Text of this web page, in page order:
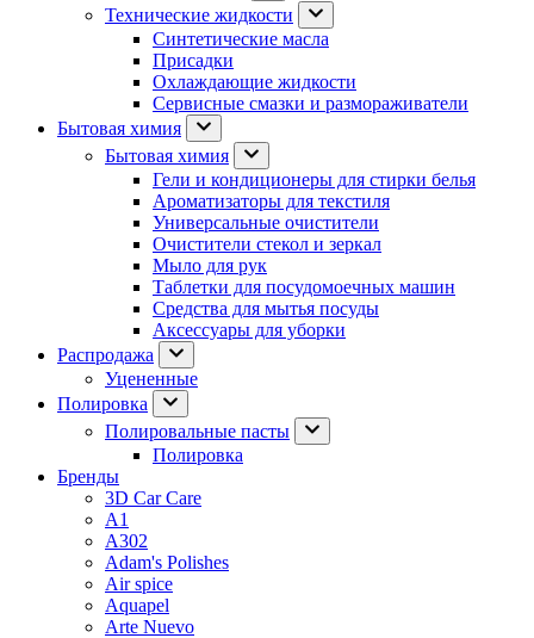
Технические жидкости
Синтетические масла
Присадки
Охлаждающие жидкости
Сервисные смазки и размораживатели
Бытовая химия
Бытовая химия
Гели и кондиционеры для стирки белья
Ароматизаторы для текстиля
Универсальные очистители
Очистители стекол и зеркал
Мыло для рук
Таблетки для посудомоечных машин
Средства для мытья посуды
Аксессуары для уборки
Распродажа
Уцененные
Полировка
Полировальные пасты
Полировка
Бренды
3D Car Care
A1
A302
Adam's Polishes
Air spice
Aquapel
Arte Nuevo